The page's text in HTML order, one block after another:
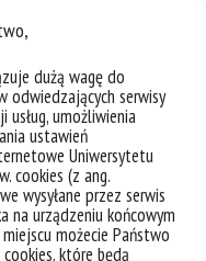
dużą wagę do
odwiedzających serwisy
umożliwienia
ustawień
Uniwersytetu
cookies (z ang.
wysyłane przez serwis
na urządzeniu końcowym
możecie Państwo
które będą
za pośrednictwem
doręczeń
wiceprezes WMSSE
co powinno być
nią. Uwagi de lege
przymus. Rola norm